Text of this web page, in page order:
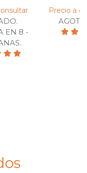
EN 8 -
.
Precio a